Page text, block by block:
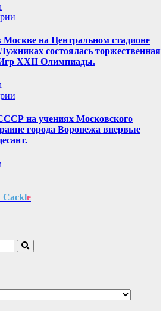
Москве на Центральном стадионе
состоялась торжественная
XXII Олимпиады.
на учениях Московского
города Воронежа впервые
Cackle